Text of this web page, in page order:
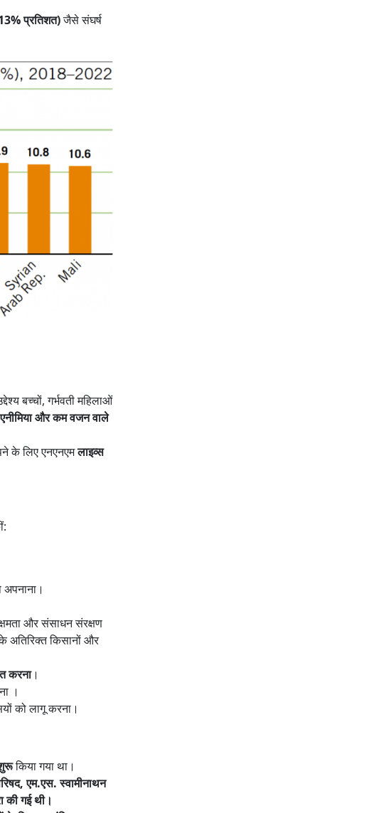
प्रतिशत)जैसे संघर्ष
बच्चों, गर्भवती महिलाओं
और कम वजन वाले
के लिए एनएनएमलाइव्स
और संसाधन संरक्षण
अतिरिक्त किसानों और
करना।
।
को लागू करना।
किया गया था।
एम.एस. स्वामीनाथन
की गई थी।